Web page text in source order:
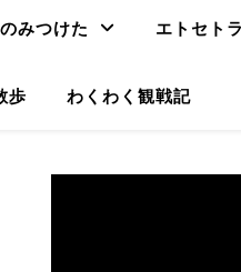
みつけた エトセトラ
歩 わくわく観戦記